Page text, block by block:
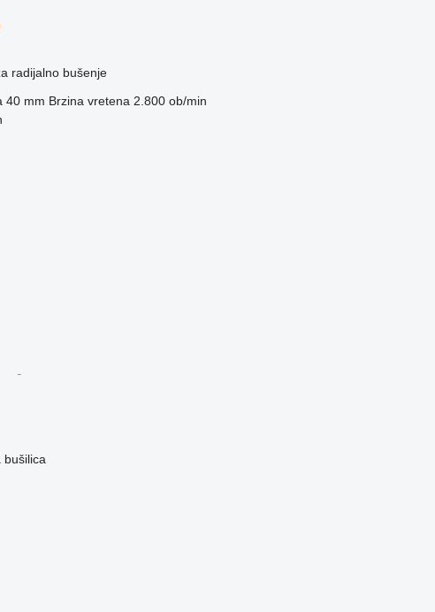
radijalno bušenje
40 mm Brzina vretena 2.800 ob/min
bušilica